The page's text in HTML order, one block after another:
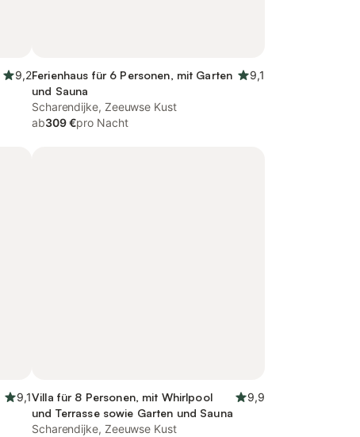
9,2Ferienhaus für 6 Personen, mit Garten
und Sauna
9,1
Scharendijke, Zeeuwse Kust
ab309 €pro Nacht
9,1Villa für 8 Personen, mit Whirlpool
und Terrasse sowie Garten und Sauna
9,9
Scharendijke, Zeeuwse Kust